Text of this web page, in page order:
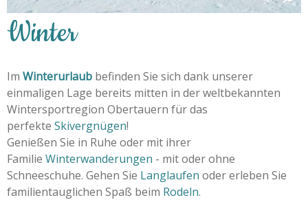
Winter
Im Winterurlaub befinden Sie sich dank unserer
einmaligen Lage bereits mitten in der weltbekannten
Wintersportregion Obertauern für das
perfekte Skivergnügen!
Genießen Sie in Ruhe oder mit ihrer
Familie Winterwanderungen - mit oder ohne
Schneeschuhe. Gehen Sie Langlaufen oder erleben Sie
familientauglichen Spaß beim Rodeln.